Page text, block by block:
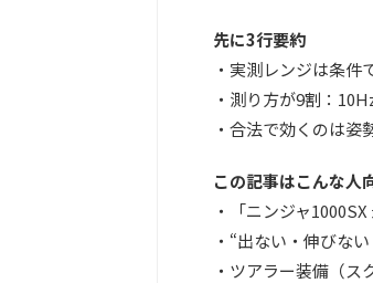
先に3行要約
・実測レンジは条
・測り方が9割：
・合法で効くのは姿
この記事はこんな人
・「ニンジャ
・“出ない・伸びな
・ツアラー装備（